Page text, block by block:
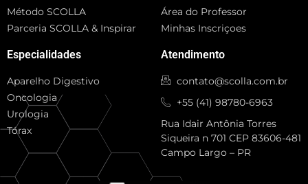
Método SCOLLA
Parceria SCOLLA & Inspirar
Especialidades
Aparelho Digestivo
Oncologia
Urologia
Tórax
Área do Professor
Minhas Inscriçoes
Atendimento
contato@scolla.com.br
+55 (41) 98780-6963
Rua Idair Antônia Torres
Siqueira n 701 CEP 83606-481
Campo Largo – PR